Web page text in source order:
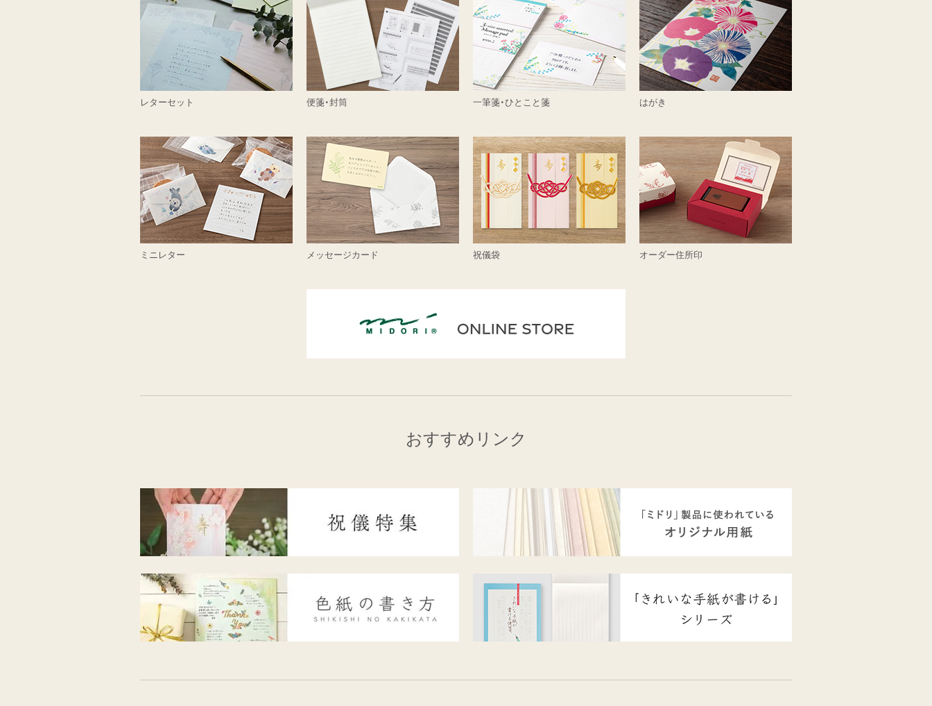
レターセット 便箋・封筒 一筆箋・ひとこと箋 はがき
ミニレター メッセージカード 祝儀袋 オーダー住所印
おすすめリンク